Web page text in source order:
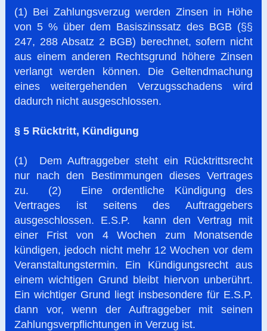
(1) Bei Zahlungsverzug werden Zinsen in Höhe
von 5 % über dem Basiszinssatz des BGB (§§
247, 288 Absatz 2 BGB) berechnet, sofern nicht
aus einem anderen Rechtsgrund höhere Zinsen
verlangt werden können. Die Geltendmachung
eines weitergehenden Verzugsschadens wird
dadurch nicht ausgeschlossen.
§ 5 Rücktritt, Kündigung
(1) Dem Auftraggeber steht ein Rücktrittsrecht
nur nach den Bestimmungen dieses Vertrages
zu. (2) Eine ordentliche Kündigung des
Vertrages ist seitens des Auftraggebers
ausgeschlossen. E.S.P. kann den Vertrag mit
einer Frist von 4 Wochen zum Monatsende
kündigen, jedoch nicht mehr 12 Wochen vor dem
Veranstaltungstermin. Ein Kündigungsrecht aus
einem wichtigen Grund bleibt hiervon unberührt.
Ein wichtiger Grund liegt insbesondere für E.S.P.
dann vor, wenn der Auftraggeber mit seinen
Zahlungsverpflichtungen in Verzug ist.